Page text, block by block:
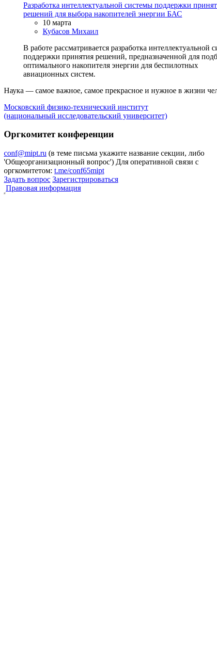
Разработка интеллектуальной системы поддержки
решений для выбора накопителей энергии БАС
10 марта
Кубасов Михаил
В работе рассматривается разработка интеллектуальной
поддержки принятия решений, предназначенной для
оптимального накопителя энергии для беспилотных
авиационных систем.
Наука — самое важное, самое прекрасное и нужное в жизни
Московский физико-технический институт
(национальный исследовательский университет)
Оргкомитет конференции
conf@mipt.ru (в теме письма укажите название секции, либо
'Общеорганизационный вопрос') Для оперативной связи с
оргкомитетом: t.me/conf65mipt
Задать вопрос Зарегистрироваться
Правовая информация